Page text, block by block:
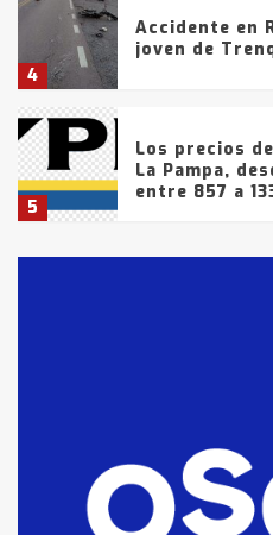
4
Accidente en
joven de
5
Los precios
La Pampa,
entre 857 a
fueron
tarde del